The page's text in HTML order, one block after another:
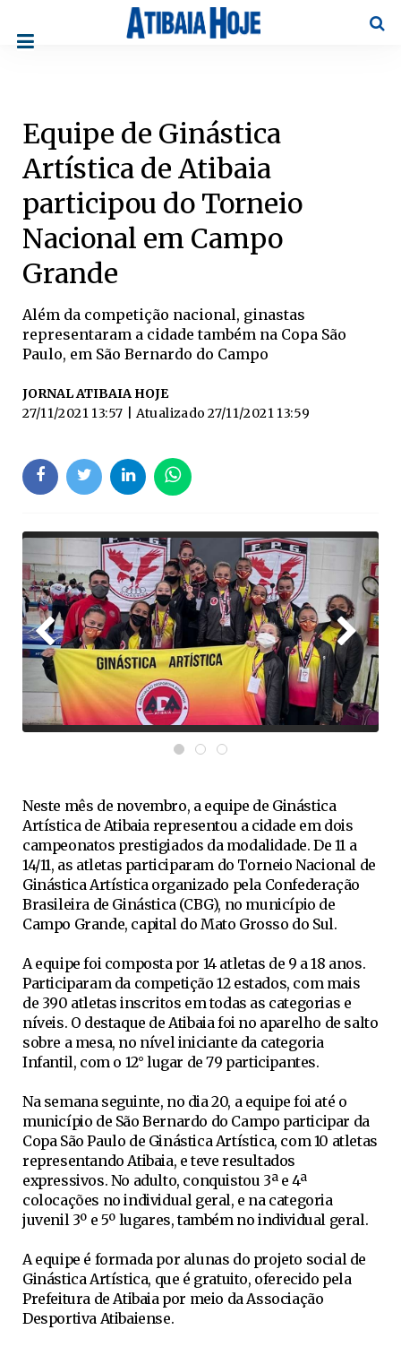
Equipe de Ginástica
Artística de Atibaia
participou do Torneio
Nacional em Campo
Grande
Além da competição nacional, ginastas
representaram a cidade também na Copa São
Paulo, em São Bernardo do Campo
JORNAL ATIBAIA HOJE
27/11/2021 13:57
| Atualizado 27/11/2021 13:59
Neste mês de novembro, a equipe de Ginástica
Artística de Atibaia representou a cidade em dois
campeonatos prestigiados da modalidade. De 11 a
14/11, as atletas participaram do Torneio Nacional de
Ginástica Artística organizado pela Confederação
Brasileira de Ginástica (CBG), no município de
Campo Grande, capital do Mato Grosso do Sul.
A equipe foi composta por 14 atletas de 9 a 18 anos.
Participaram da competição 12 estados, com mais
de 390 atletas inscritos em todas as categorias e
níveis. O destaque de Atibaia foi no aparelho de salto
sobre a mesa, no nível iniciante da categoria
Infantil, com o 12° lugar de 79 participantes.
Na semana seguinte, no dia 20, a equipe foi até o
município de São Bernardo do Campo participar da
Copa São Paulo de Ginástica Artística, com 10 atletas
representando Atibaia, e teve resultados
expressivos. No adulto, conquistou 3ª e 4ª
colocações no individual geral, e na categoria
juvenil 3º e 5º lugares, também no individual geral.
A equipe é formada por alunas do projeto social de
Ginástica Artística, que é gratuito, oferecido pela
Prefeitura de Atibaia por meio da Associação
Desportiva Atibaiense.